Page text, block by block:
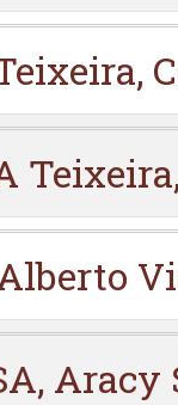
Aracy